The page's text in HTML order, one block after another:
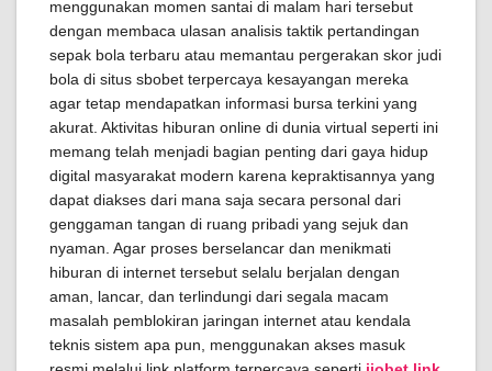
menggunakan momen santai di malam hari tersebut
dengan membaca ulasan analisis taktik pertandingan
sepak bola terbaru atau memantau pergerakan skor judi
bola di situs sbobet terpercaya kesayangan mereka
agar tetap mendapatkan informasi bursa terkini yang
akurat. Aktivitas hiburan online di dunia virtual seperti ini
memang telah menjadi bagian penting dari gaya hidup
digital masyarakat modern karena kepraktisannya yang
dapat diakses dari mana saja secara personal dari
genggaman tangan di ruang pribadi yang sejuk dan
nyaman. Agar proses berselancar dan menikmati
hiburan di internet tersebut selalu berjalan dengan
aman, lancar, dan terlindungi dari segala macam
masalah pemblokiran jaringan internet atau kendala
teknis sistem apa pun, menggunakan akses masuk